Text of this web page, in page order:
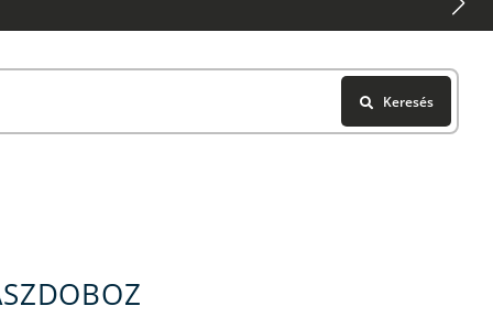
Keresés